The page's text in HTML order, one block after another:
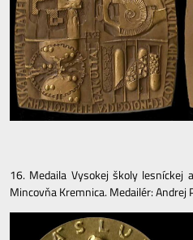
16. Medaila Vysokej školy lesníckej
Mincovňa Kremnica. Medailér: Andrej